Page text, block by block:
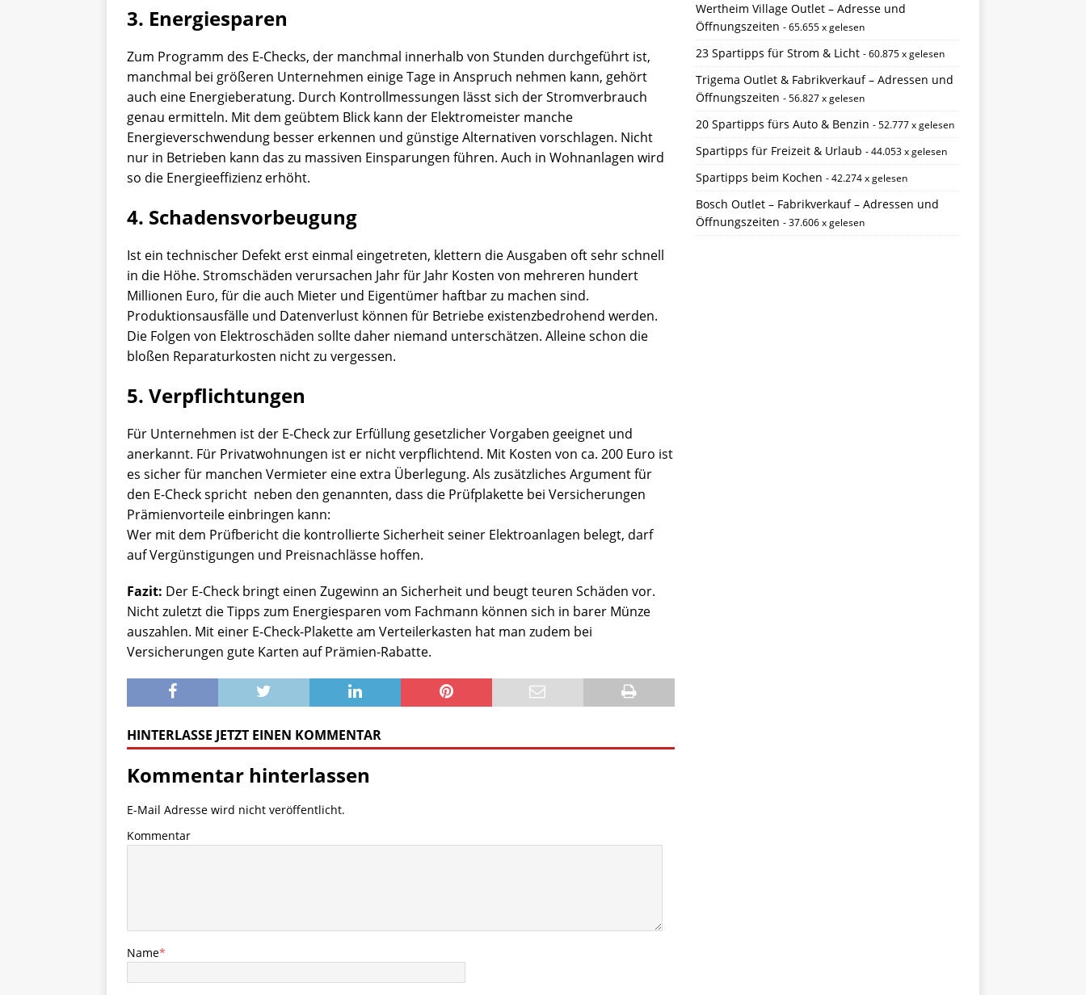
3. Energiesparen
Zum Programm des E-Checks, der manchmal innerhalb von Stunden durchgeführt ist,
manchmal bei größeren Unternehmen einige Tage in Anspruch nehmen kann, gehört
auch eine Energieberatung. Durch Kontrollmessungen lässt sich der Stromverbrauch
genau ermitteln. Mit dem geübtem Blick kann der Elektromeister manche
Energieverschwendung besser erkennen und günstige Alternativen vorschlagen. Nicht
nur in Betrieben kann das zu massiven Einsparungen führen. Auch in Wohnanlagen wird
so die Energieeffizienz erhöht.
4. Schadensvorbeugung
Ist ein technischer Defekt erst einmal eingetreten, klettern die Ausgaben oft sehr schnell
in die Höhe. Stromschäden verursachen Jahr für Jahr Kosten von mehreren hundert
Millionen Euro, für die auch Mieter und Eigentümer haftbar zu machen sind.
Produktionsausfälle und Datenverlust können für Betriebe existenzbedrohend werden.
Die Folgen von Elektroschäden sollte daher niemand unterschätzen. Alleine schon die
bloßen Reparaturkosten nicht zu vergessen.
5. Verpflichtungen
Für Unternehmen ist der E-Check zur Erfüllung gesetzlicher Vorgaben geeignet und
anerkannt. Für Privatwohnungen ist er nicht verpflichtend. Mit Kosten von ca. 200 Euro ist
es sicher für manchen Vermieter eine extra Überlegung. Als zusätzliches Argument für
den E-Check spricht neben den genannten, dass die Prüfplakette bei Versicherungen
Prämienvorteile einbringen kann:
Wer mit dem Prüfbericht die kontrollierte Sicherheit seiner Elektroanlagen belegt, darf
auf Vergünstigungen und Preisnachlässe hoffen.
Fazit: Der E-Check bringt einen Zugewinn an Sicherheit und beugt teuren Schäden vor.
Nicht zuletzt die Tipps zum Energiesparen vom Fachmann können sich in barer Münze
auszahlen. Mit einer E-Check-Plakette am Verteilerkasten hat man zudem bei
Versicherungen gute Karten auf Prämien-Rabatte.
HINTERLASSE JETZT EINEN KOMMENTAR
Kommentar hinterlassen
E-Mail Adresse wird nicht veröffentlicht.
Kommentar
Name*
Wertheim Village Outlet – Adresse und
Öffnungszeiten - 65.655 x gelesen
23 Spartipps für Strom & Licht - 60.875 x gelesen
Trigema Outlet & Fabrikverkauf – Adressen und
Öffnungszeiten - 56.827 x gelesen
20 Spartipps fürs Auto & Benzin - 52.777 x gelesen
Spartipps für Freizeit & Urlaub - 44.053 x gelesen
Spartipps beim Kochen - 42.274 x gelesen
Bosch Outlet – Fabrikverkauf – Adressen und
Öffnungszeiten - 37.606 x gelesen